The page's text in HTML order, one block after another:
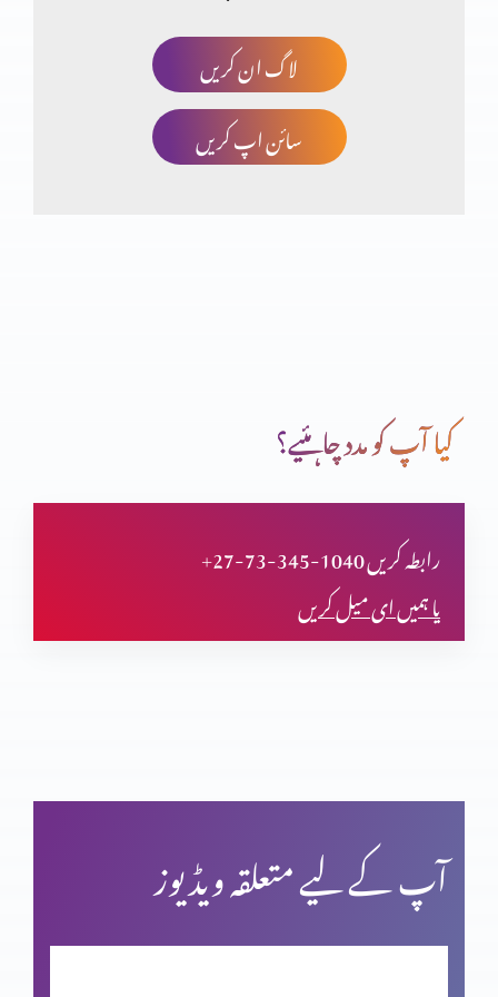
خدا کا منضوبہ
دعا (حصہ اول)
مسیحی مردم شماری اور ہماری زمہ داری
بائبل کی صداقت اور حقّانیَّت (حصہ 3)
لاگ ان کریں
سائن اپ کریں
کیا آپ کو مدد چاہئیے؟
+27-73-345-1040 رابطہ کریں
یا ہمیں ای میل کریں
آپ کے لیے متعلقہ ویڈیوز